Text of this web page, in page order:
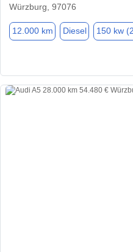
Würzburg, 97076
12.000 km Diesel 150 kw